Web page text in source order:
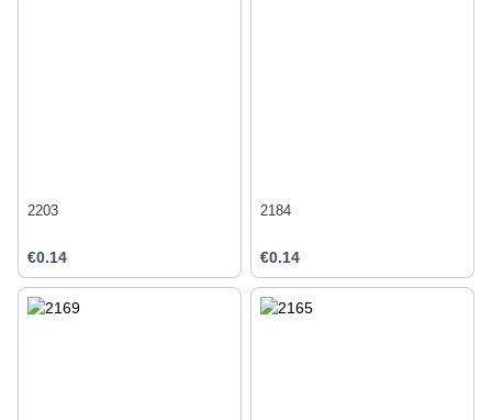
2203
€0.14
2184
€0.14